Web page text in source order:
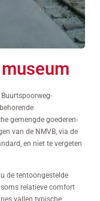
gemengde goederen-
van de NMVB, via de
en niet te vergeten
de tentoongestelde
relatieve comfort
vallen typische